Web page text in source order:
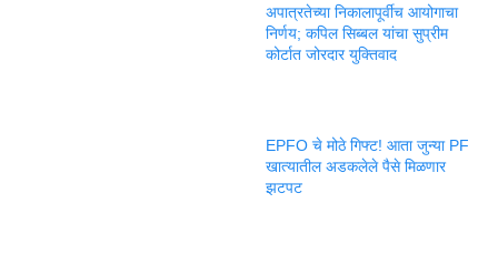
अपात्रतेच्या निकालापूर्वीच आयोगाचा
निर्णय; कपिल सिब्बल यांचा सुप्रीम
कोर्टात जोरदार युक्तिवाद
EPFO चे मोठे गिफ्ट! आता जुन्या PF
खात्यातील अडकलेले पैसे मिळणार
झटपट